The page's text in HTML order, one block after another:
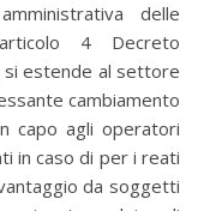
4 Decreto
estende al settore
cambiamento
capo agli operatori
in caso di per i reati
da soggetti